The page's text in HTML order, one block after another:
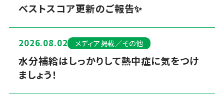
ベストスコア更新のご報告✨
2026.08.02 メディア掲載／その他
水分補給はしっかりして熱中症に気をつけ
ましょう！